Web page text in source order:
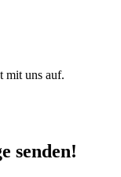
mit uns auf.
senden!